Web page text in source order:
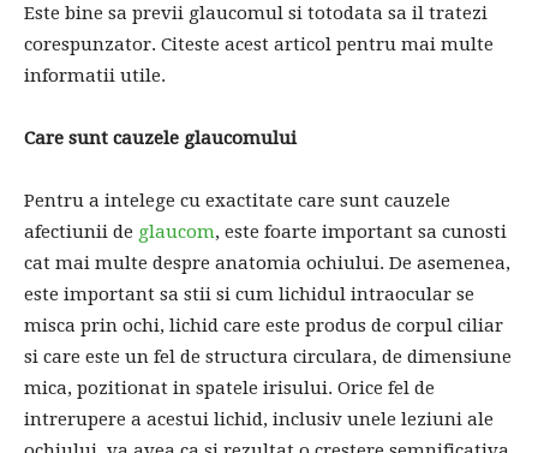
Este bine sa previi glaucomul si totodata sa il tratezi
corespunzator. Citeste acest articol pentru mai multe
informatii utile.
Care sunt cauzele glaucomului
Pentru a intelege cu exactitate care sunt cauzele
afectiunii de glaucom, este foarte important sa cunosti
cat mai multe despre anatomia ochiului. De asemenea,
este important sa stii si cum lichidul intraocular se
misca prin ochi, lichid care este produs de corpul ciliar
si care este un fel de structura circulara, de dimensiune
mica, pozitionat in spatele irisului. Orice fel de
intrerupere a acestui lichid, inclusiv unele leziuni ale